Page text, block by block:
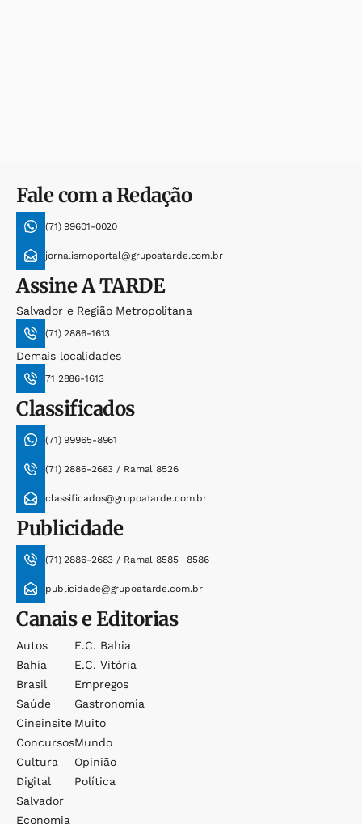
Fale com a Redação
(71) 99601-0020
jornalismoportal@grupoatarde.com.br
AssineA TARDE
Salvador e Região Metropolitana
(71) 2886-1613
Demais localidades
71 2886-1613
Classificados
(71) 99965-8961
(71) 2886-2683 / Ramal 8526
classificados@grupoatarde.com.br
Publicidade
(71) 2886-2683 / Ramal 8585 | 8586
publicidade@grupoatarde.com.br
Canais e Editorias
Autos
Bahia
Brasil
Saúde
Cineinsite
Concursos
Cultura
Digital
Salvador
Economia
E.c. Bahia
E.c. Vitória
Empregos
Gastronomia
Muito
Mundo
Opinião
Política